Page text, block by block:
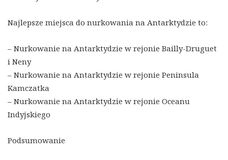
Najlepsze miejsca do nurkowania na Antarktydzie to:
– Nurkowanie na Antarktydzie w rejonie Bailly-Druguet
i Neny
– Nurkowanie na Antarktydzie w rejonie Peninsula
Kamczatka
– Nurkowanie na Antarktydzie w rejonie Oceanu
Indyjskiego
Podsumowanie